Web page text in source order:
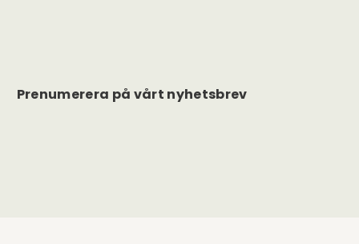
Prenumerera på vårt nyhetsbrev